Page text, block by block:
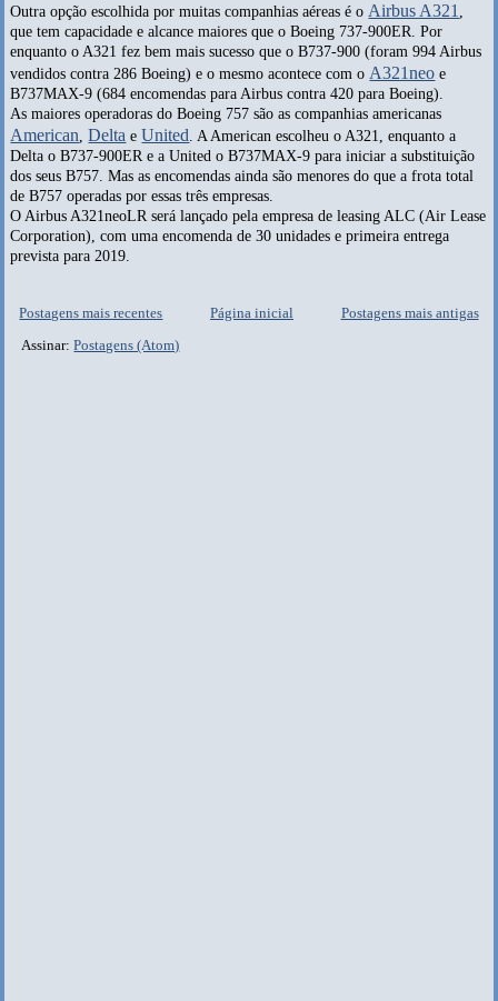
Outra opção escolhida por muitas companhias aéreas é oAirbus A321 ,
que tem capacidade e alcance maiores que o Boeing 737-900ER. Por
enquanto o A321 fez bem mais sucesso que o B737-900 (foram 994 Airbus
vendidos contra 286 Boeing) e o mesmo acontece com oA321neo e
B737MAX-9 (684 encomendas para Airbus contra 420 para Boeing).
As maiores operadoras do Boeing 757 são as companhias americanas
American,Delta e United. A American escolheu o A321, enquanto a
Delta o B737-900ER e a United o B737MAX-9 para iniciar a substituição
dos seus B757. Mas as encomendas ainda são menores do que a frota total
de B757 operadas por essas três empresas.
O Airbus A321neoLR será lançado pela empresa de leasing ALC (Air Lease
Corporation), com uma encomenda de 30 unidades e primeira entrega
prevista para 2019.
Postagens mais recentes Postagens mais antigas
Página inicial
Assinar:Postagens (Atom)